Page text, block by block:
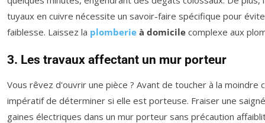
tuyaux en cuivre nécessite un savoir-faire spécifique pour
faiblesse. Laissez la plomberie à domicile complexe aux
3. Les travaux affectant un mur porteur
Vous rêvez d'ouvrir une pièce ? Avant de toucher à la moindre
impératif de déterminer si elle est porteuse. Fraiser une
gaines électriques dans un mur porteur sans précaution